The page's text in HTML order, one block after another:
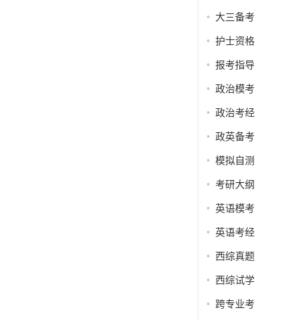
大三备考
护士资格
报考指导
政治模考
政治考经
政英备考
模拟自测
考研大纲
英语模考
英语考经
西综真题
西综试学
跨专业考